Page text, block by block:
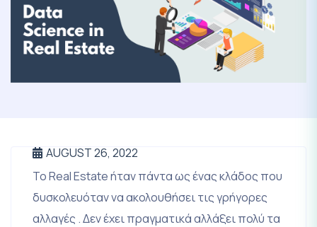
AUGUST 26, 2022
Το Real Estate ήταν πάντα ως ένας κλάδος που
δυσκολευόταν να ακολουθήσει τις γρήγορες
αλλαγές . Δεν έχει πραγματικά αλλάξει πολύ τα